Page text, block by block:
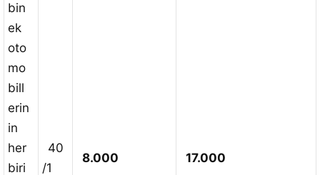
bin
ek
oto
mo
bill
erin
in
her
biri
40
/1
8.000 17.000